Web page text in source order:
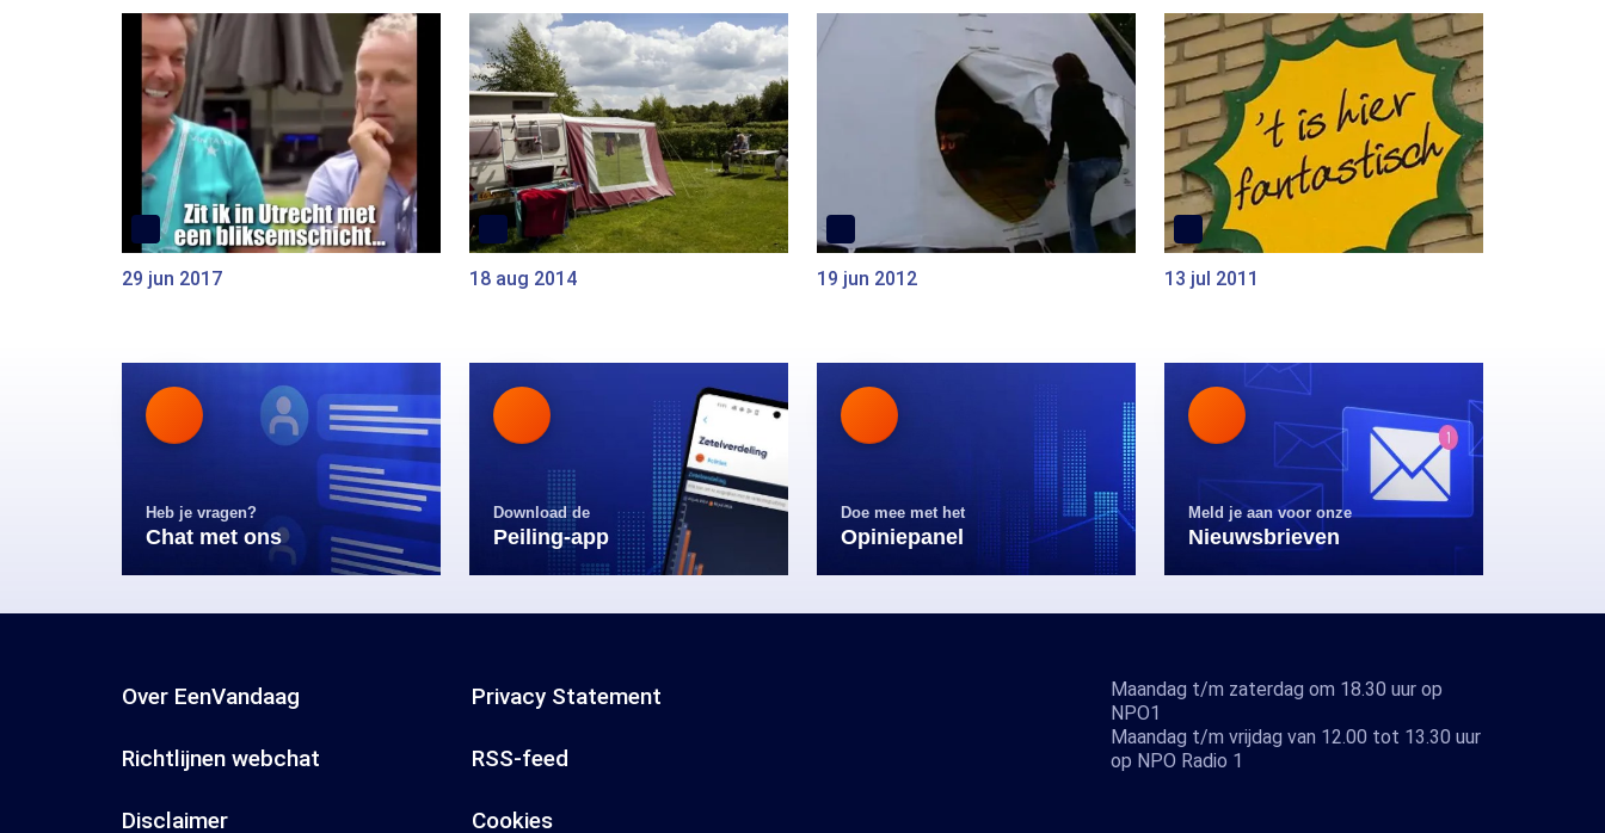
29 jun 2017 18 aug 2014 19 jun 2012 13 jul 2011
Heb je vragen?
Chat met ons
Download de
Peiling-app
Doe mee met het
Opiniepanel
Meld je aan voor onze
Nieuwsbrieven
Over EenVandaag Privacy Statement
Richtlijnen webchat RSS-feed
Disclaimer Cookies
Maandag t/m zaterdag om 18.30 uur op
NPO1
Maandag t/m vrijdag van 12.00 tot 13.30 uur
op NPO Radio 1